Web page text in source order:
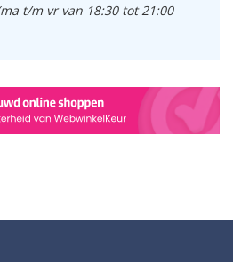
t/m vr van 18:30 tot 21:00